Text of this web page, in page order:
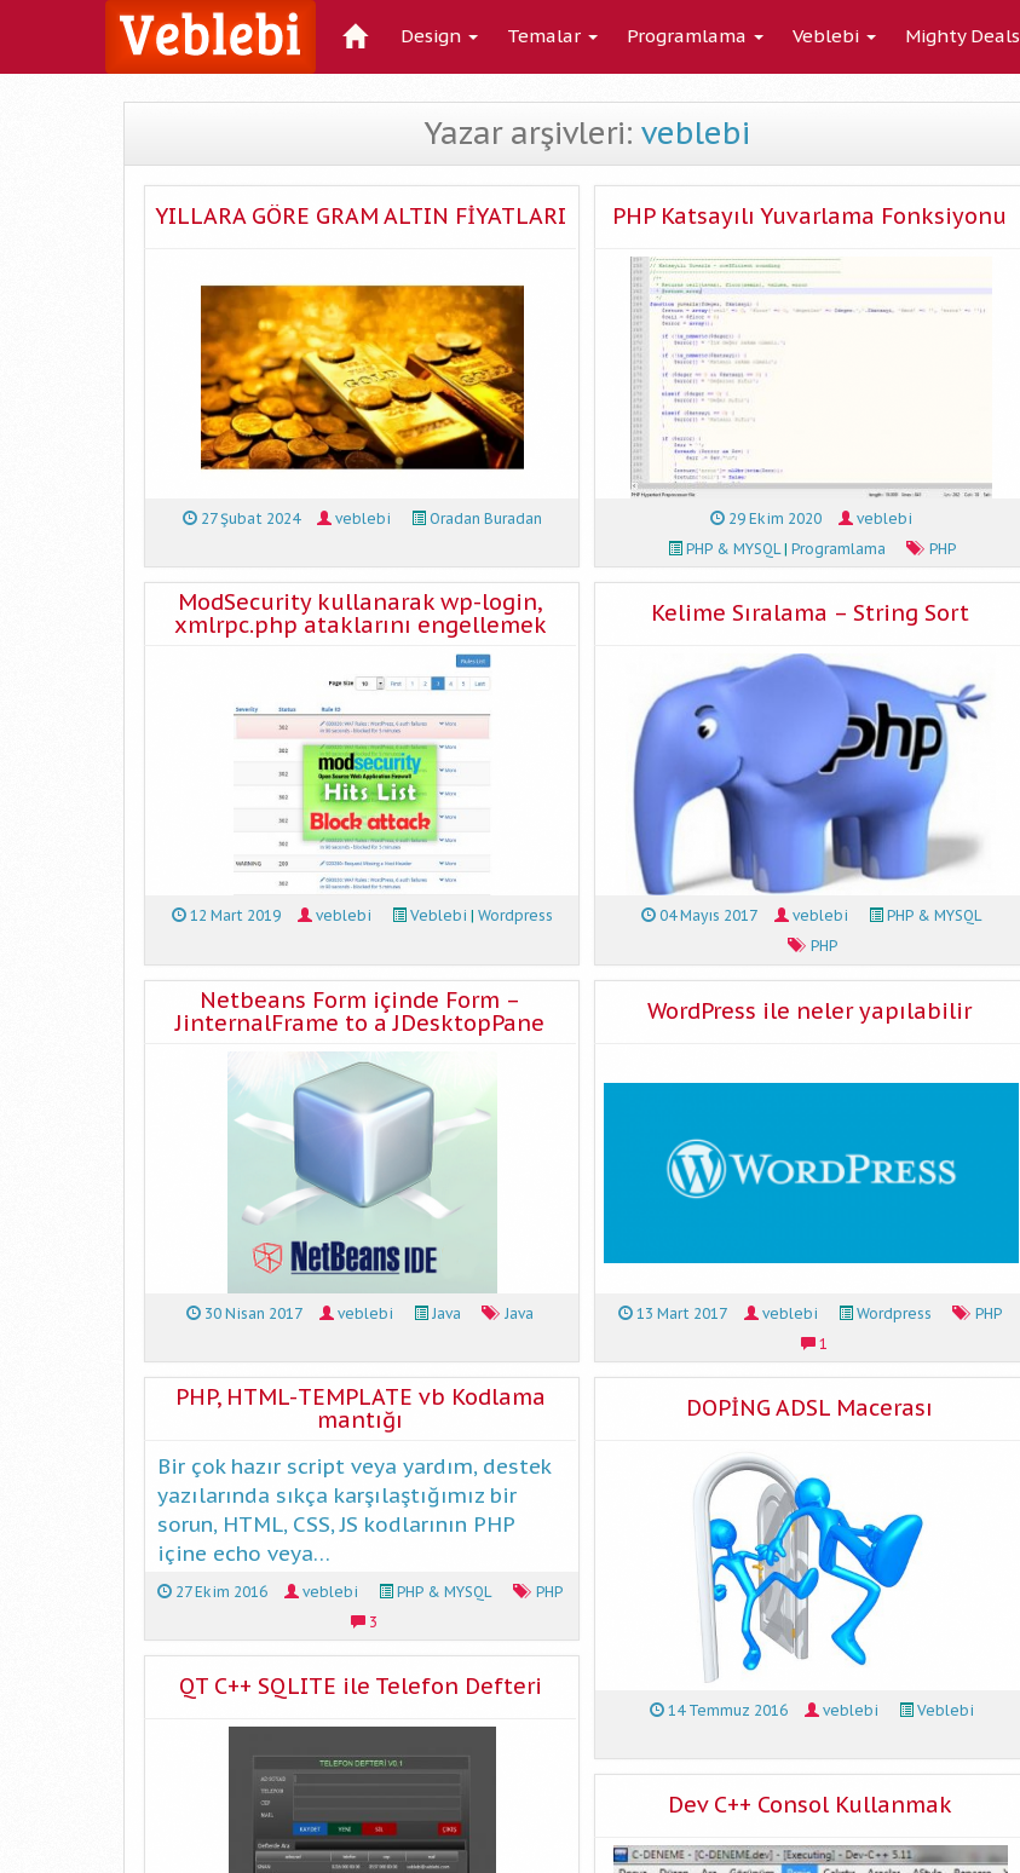
Design Temalar Programlama Veblebi Mighty Deals
Yazar arşivleri: veblebi
YILLARA GÖRE GRAM ALTIN FİYATLARI
27 Şubat 2024 veblebi Oradan Buradan
ModSecurity kullanarak wp-login,
xmlrpc.php ataklarını engellemek
12 Mart 2019 veblebi Veblebi | Wordpress
Netbeans Form içinde Form –
JinternalFrame to a JDesktopPane
30 Nisan 2017 veblebi Java Java
PHP, HTML-TEMPLATE vb Kodlama
mantığı
Bir çok hazır script veya yardım, destek
yazılarında sıkça karşılaştığımız bir
sorun, HTML, CSS, JS kodlarının PHP
içine echo veya…
27 Ekim 2016 veblebi PHP & MYSQL
PHP
3
QT C++ SQLITE ile Telefon Defteri
PHP Katsayılı Yuvarlama Fonksiyonu
29 Ekim 2020
veblebi
PHP & MYSQL|Programlama PHP
Kelime Sıralama – String Sort
04 Mayıs 2017 veblebi
PHP & MYSQL
PHP
WordPress ile neler yapılabilir
13 Mart 2017 veblebi Wordpress
PHP
1
DOPİNG ADSL Macerası
14 Temmuz 2016 veblebi Veblebi
Dev C++ Consol Kullanmak